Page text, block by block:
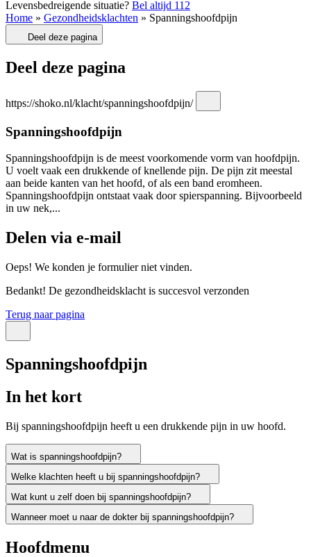
Levensbedreigende situatie? Bel altijd 112
Home » Gezondheidsklachten » Spanningshoofdpijn
Deel deze pagina
Deel deze pagina
https://shoko.nl/klacht/spanningshoofdpijn/
Spanningshoofdpijn
Spanningshoofdpijn is de meest voorkomende vorm van hoofdpijn.
U voelt vaak een drukkende of knellende pijn. De pijn zit meestal
aan beide kanten van het hoofd, of als een band eromheen.
Spanningshoofdpijn ontstaat vaak door spierspanning. Bijvoorbeeld
in uw nek,...
Delen via e-mail
Oeps! We konden je formulier niet vinden.
Bedankt! De gezondheidsklacht is succesvol verzonden
Terug naar pagina
Spanningshoofdpijn
In het kort
Bij spanningshoofdpijn heeft u een drukkende pijn in uw hoofd.
Wat is spanningshoofdpijn?
Welke klachten heeft u bij spanningshoofdpijn?
Wat kunt u zelf doen bij spanningshoofdpijn?
Wanneer moet u naar de dokter bij spanningshoofdpijn?
Hoofdmenu